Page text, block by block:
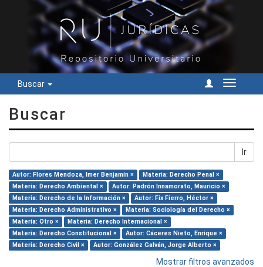
Buscar
Cambiar
Buscar
Ir
Autor: Flores Mendoza, Imer Benjamín ×
Materia: Derecho Penal ×
Materia: Derecho Ambiental ×
Autor: Padrón Innamorato, Mauricio ×
Materia: Derecho de la Información ×
Autor: Fix Fierro, Héctor ×
Materia: Derecho Administrativo ×
Materia: Sociología del Derecho ×
Materia: Otro ×
Materia: Derecho Internacional ×
Materia: Derecho Constitucional ×
Autor: Cáceres Nieto, Enrique ×
Materia: Derecho Civil ×
Autor: González Galván, Jorge Alberto ×
Mostrar filtros avanzados